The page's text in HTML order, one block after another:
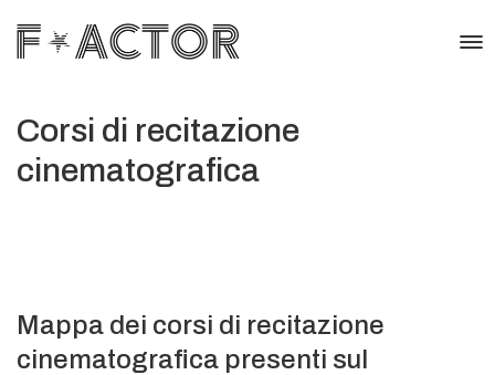
Corsi di recitazione
cinematografica
Mappa dei corsi di recitazione
cinematografica presenti sul